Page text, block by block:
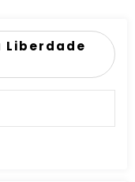
Liberdade